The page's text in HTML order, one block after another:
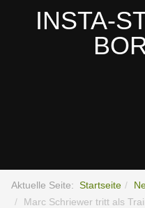
INSTA-
Aktuelle Seite: Startseite
Marc Schriewer tritt als